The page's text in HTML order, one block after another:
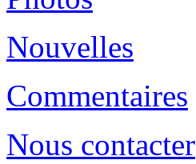
Nouvelles
Commentaires
Nous contacter